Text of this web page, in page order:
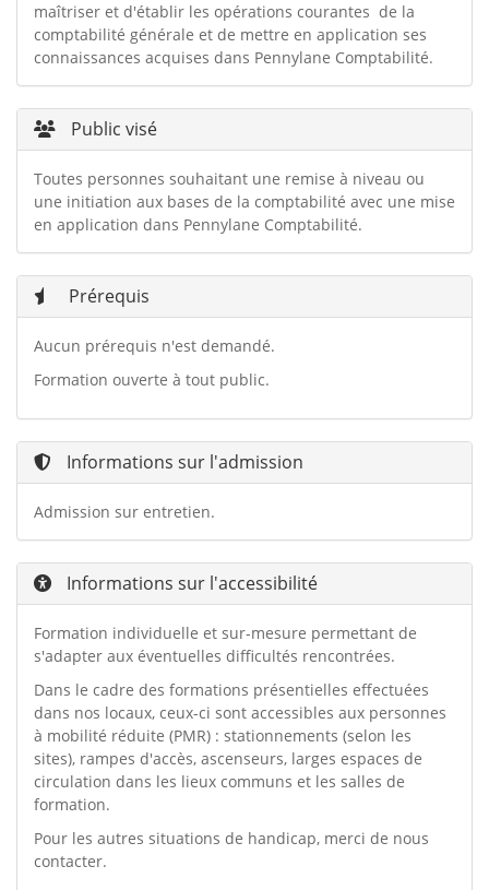
maîtriser et d'établir les opérations courantes de la
comptabilité générale et de mettre en application ses
connaissances acquises dans Pennylane Comptabilité.
Public visé
Toutes personnes souhaitant une remise à niveau ou
une initiation aux bases de la comptabilité avec une mise
en application dans Pennylane Comptabilité.
Prérequis
Aucun prérequis n'est demandé.
Formation ouverte à tout public.
Informations sur l'admission
Admission sur entretien.
Informations sur l'accessibilité
Formation individuelle et sur-mesure permettant de
s'adapter aux éventuelles difficultés rencontrées.
Dans le cadre des formations présentielles effectuées
dans nos locaux, ceux-ci sont accessibles aux personnes
à mobilité réduite (PMR) : stationnements (selon les
sites), rampes d'accès, ascenseurs, larges espaces de
circulation dans les lieux communs et les salles de
formation.
Pour les autres situations de handicap, merci de nous
contacter.